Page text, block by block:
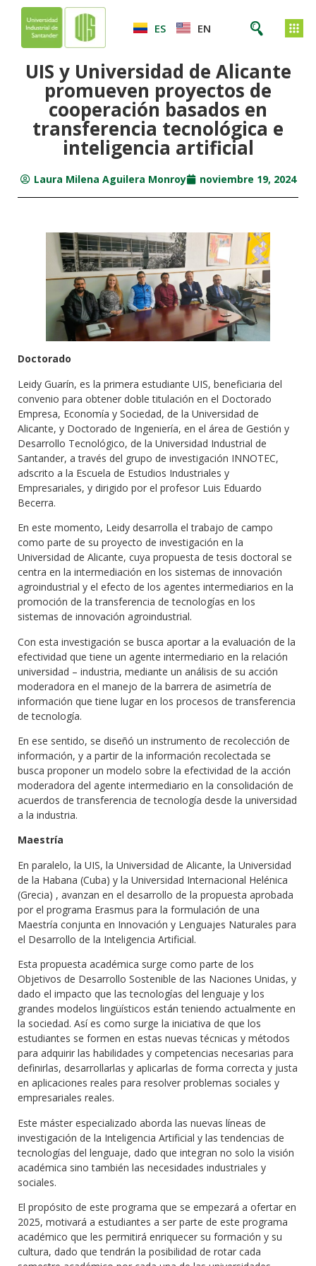
ES EN
UIS y Universidad de Alicante
promueven proyectos de
cooperación basados en
transferencia tecnológica e
inteligencia artificial
Laura Milena Aguilera Monroy noviembre 19, 2024
Doctorado
Leidy Guarín, es la primera estudiante UIS, beneficiaria del
convenio para obtener doble titulación en el Doctorado
Empresa, Economía y Sociedad, de la Universidad de
Alicante, y Doctorado de Ingeniería, en el área de Gestión y
Desarrollo Tecnológico, de la Universidad Industrial de
Santander, a través del grupo de investigación INNOTEC,
adscrito a la Escuela de Estudios Industriales y
Empresariales, y dirigido por el profesor Luis Eduardo
Becerra.
En este momento, Leidy desarrolla el trabajo de campo
como parte de su proyecto de investigación en la
Universidad de Alicante, cuya propuesta de tesis doctoral se
centra en la intermediación en los sistemas de innovación
agroindustrial y el efecto de los agentes intermediarios en la
promoción de la transferencia de tecnologías en los
sistemas de innovación agroindustrial.
Con esta investigación se busca aportar a la evaluación de la
efectividad que tiene un agente intermediario en la relación
universidad – industria, mediante un análisis de su acción
moderadora en el manejo de la barrera de asimetría de
información que tiene lugar en los procesos de transferencia
de tecnología.
En ese sentido, se diseñó un instrumento de recolección de
información, y a partir de la información recolectada se
busca proponer un modelo sobre la efectividad de la acción
moderadora del agente intermediario en la consolidación de
acuerdos de transferencia de tecnología desde la universidad
a la industria.
Maestría
En paralelo, la UIS, la Universidad de Alicante, la Universidad
de la Habana (Cuba) y la Universidad Internacional Helénica
(Grecia) , avanzan en el desarrollo de la propuesta aprobada
por el programa Erasmus para la formulación de una
Maestría conjunta en Innovación y Lenguajes Naturales para
el Desarrollo de la Inteligencia Artificial.
Esta propuesta académica surge como parte de los
Objetivos de Desarrollo Sostenible de las Naciones Unidas, y
dado el impacto que las tecnologías del lenguaje y los
grandes modelos lingüísticos están teniendo actualmente en
la sociedad. Así es como surge la iniciativa de que los
estudiantes se formen en estas nuevas técnicas y métodos
para adquirir las habilidades y competencias necesarias para
definirlas, desarrollarlas y aplicarlas de forma correcta y justa
en aplicaciones reales para resolver problemas sociales y
empresariales reales.
Este máster especializado aborda las nuevas líneas de
investigación de la Inteligencia Artificial y las tendencias de
tecnologías del lenguaje, dado que integran no solo la visión
académica sino también las necesidades industriales y
sociales.
El propósito de este programa que se empezará a ofertar en
2025, motivará a estudiantes a ser parte de este programa
académico que les permitirá enriquecer su formación y su
cultura, dado que tendrán la posibilidad de rotar cada